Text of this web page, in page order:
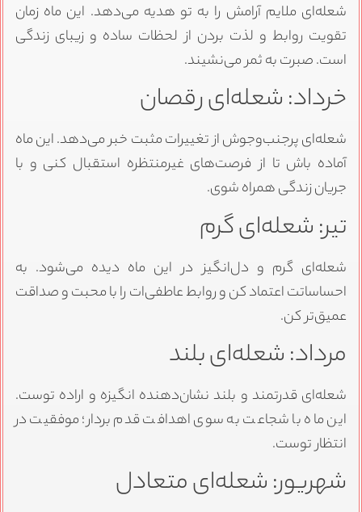
شعله‌ای ملایم آرامش را به تو هدیه می‌دهد. این ماه زمان
تقویت روابط و لذت بردن از لحظات ساده و زیبای زندگی
است. صبرت به ثمر می‌نشیند.
خرداد: شعله‌ای رقصان
شعله‌ای پرجنب‌وجوش از تغییرات مثبت خبر می‌دهد. این ماه
آماده باش تا از فرصت‌های غیرمنتظره استقبال کنی و با
جریان زندگی همراه شوی.
تیر: شعله‌ای گرم
شعله‌ای گرم و دل‌انگیز در این ماه دیده می‌شود. به
احساساتت اعتماد کن و روابط عاطفی‌ات را با محبت و صداقت
عمیق‌تر کن.
مرداد: شعله‌ای بلند
شعله‌ای قدرتمند و بلند نشان‌دهنده انگیزه و اراده توست.
این ماه با شجاعت به سوی اهدافت قدم بردار؛ موفقیت در
انتظار توست.
شهریور: شعله‌ای متعادل